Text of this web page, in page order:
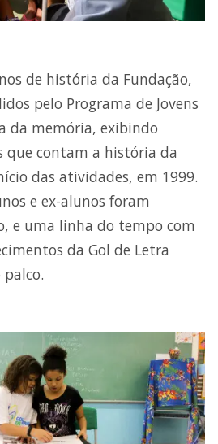
de história da Fundação,
pelo Programa de Jovens
da memória, exibindo
que contam a história da
das atividades, em 1999.
e ex-alunos foram
e uma linha do tempo com
da Gol de Letra